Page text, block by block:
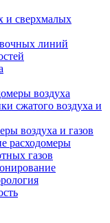
и сверхмалых
линий
воздуха
сжатого воздуха и
воздуха и газов
расходомеры
газов